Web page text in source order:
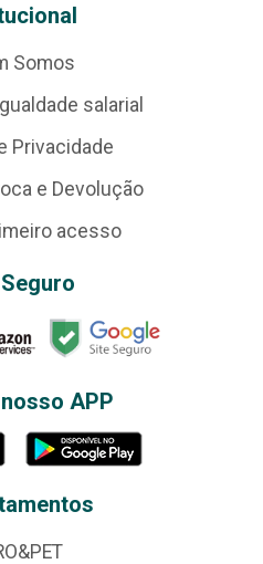
Somos
salarial
Privacidade
e Devolução
acesso
APP